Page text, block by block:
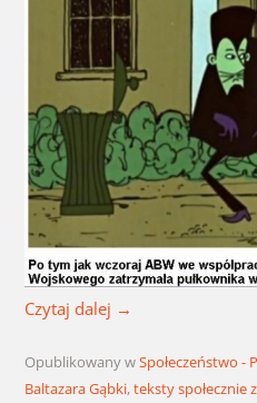
Czytaj dalej →
Opublikowany wSpołeczeństwo -
Baltazara Gąbki,teksty społecznie